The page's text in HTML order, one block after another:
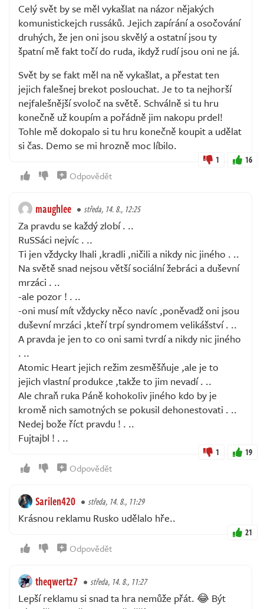
Celý svět by se měl vykašlat na názor nějakých
komunistickejch russáků. Jejich zapírání a osočování
druhých, že jen oni jsou skvělý a ostatní jsou ty
špatní mě fakt točí do ruda, ikdyž rudí jsou oni ne já.
Svět by se fakt měl na ně vykašlat, a přestat ten
jejich falešnej brekot poslouchat. Je to ta nejhorší
nejfalešnější svoloč na světě. Schválně si tu hru
konečně už koupím a pořádně jim nakopu prdel!
Tohle mě dokopalo si tu hru konečně koupit a udělat
si čas. Demo se mi hrozně moc líbilo.
1 16
Odpovědět
maughlee středa, 14. 8., 12:25
Za pravdu se každý zlobí . ..
RuSSáci nejvíc . ..
Ti jen vždycky lhali ,kradli ,ničili a nikdy nic jiného . ..
Na světě snad nejsou větší sociální žebráci a duševní
mrzáci . ..
-ale pozor ! . ..
-oni musí mít vždycky něco navíc ,poněvadž oni jsou
duševní mrzáci ,kteří trpí syndromem velikášství . ..
A pravda je jen to co oni sami tvrdí a nikdy nic jiného
. ..
Atomic Heart jejich režim zesměšňuje ,ale je to
jejich vlastní produkce ,takže to jim nevadí . ..
Ale chraň ruka Páně kohokoliv jiného kdo by je
kromě nich samotných se pokusil dehonestovati . ..
Nedej bože říct pravdu ! . ..
Fujtajbl ! . ..
1 19
Odpovědět
Sarilen420 středa, 14. 8., 11:29
Krásnou reklamu Rusko udělalo hře..
21
Odpovědět
theqwertz7 středa, 14. 8., 11:27
Lepší reklamu si snad ta hra nemůže přát. 😂 Být